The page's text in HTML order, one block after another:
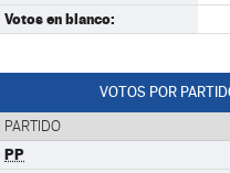
Votos en blanco:
VOTOS POR
PARTIDO
PP